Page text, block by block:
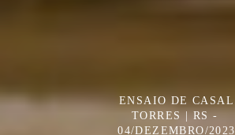
ENSAIO DE CASAL
TORRES | RS
04/DEZEMBRO/2023